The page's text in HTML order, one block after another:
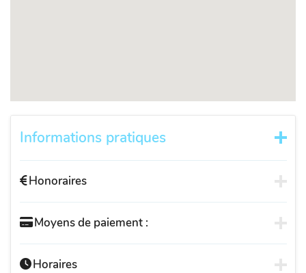
Informations pratiques
Honoraires
Moyens de paiement :
Horaires